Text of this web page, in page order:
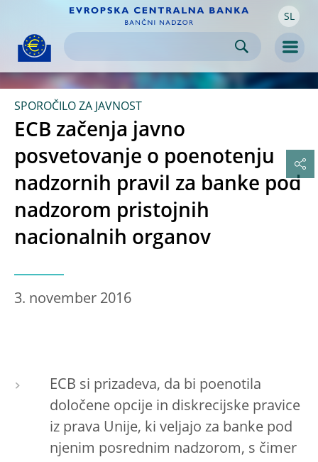
Skip to
content SL
SPOROČILO ZA JAVNOST
ECB začenja javno
posvetovanje o poenotenju
nadzornih pravil za banke pod
nadzorom pristojnih
nacionalnih organov
3. november 2016
ECB si prizadeva, da bi poenotila
določene opcije in diskrecijske pravice
iz prava Unije, ki veljajo za banke pod
njenim posrednim nadzorom, s čimer